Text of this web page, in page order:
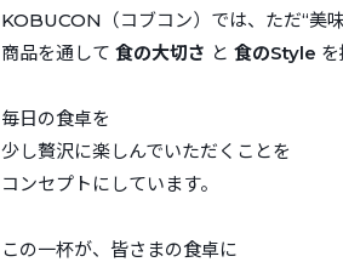
KOBUCON（コブコン）では、ただ“美味
商品を通して 食の大切さ と 食のStyle を
毎日の食卓を
少し贅沢に楽しんでいただくことを
コンセプトにしています。
この一杯が、皆さまの食卓に